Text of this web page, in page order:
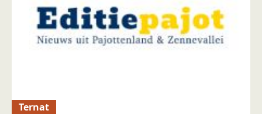
Ternat